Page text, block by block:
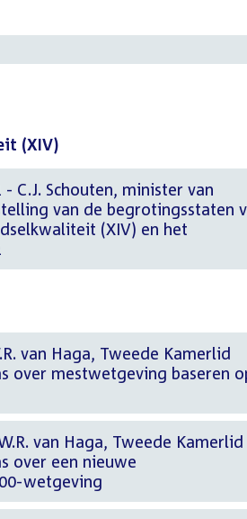
(XIV)
C.J. Schouten, minister van
van de begrotingsstaten
(XIV) en het
van Haga, Tweede Kamerlid
over mestwetgeving baseren
van Haga, Tweede Kamerlid
over een nieuwe
wetgeving